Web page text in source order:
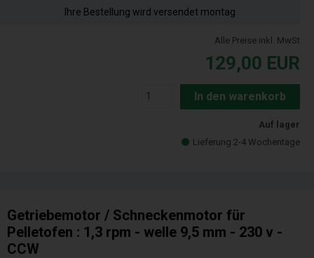
Ihre Bestellung wird versendet montag
Alle Preise inkl. MwSt
129,00 EUR
In den warenkorb
Auf lager
Lieferung 2-4 Wochentage
Getriebemotor / Schneckenmotor für
Pelletofen : 1,3 rpm - welle 9,5 mm - 230 v -
CCW